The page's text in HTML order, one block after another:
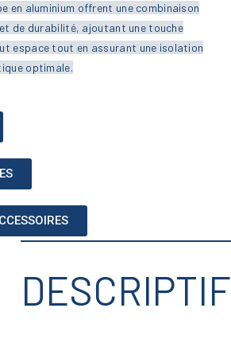
en aluminium offrent une combinaison
de durabilité, ajoutant une touche
espace tout en assurant une isolation
optimale.
DESCRIPTIF